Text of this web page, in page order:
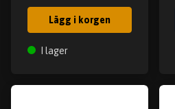
Lägg i korgen
I lager